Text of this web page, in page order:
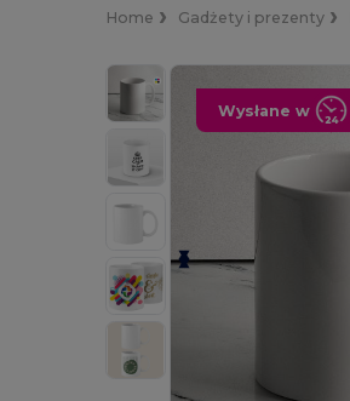
Home Gadżety i prezenty
Wysłane w